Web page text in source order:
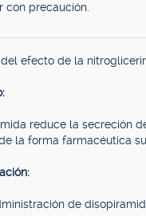
con precaución.
efecto de la
reduce la secreción
la forma farmacéutica
de